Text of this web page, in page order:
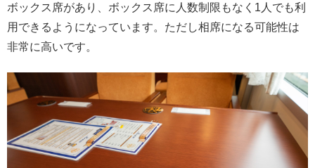
ボックス席があり、ボックス席に人数制限もなく1人でも利
用できるようになっています。ただし相席になる可能性は
非常に高いです。